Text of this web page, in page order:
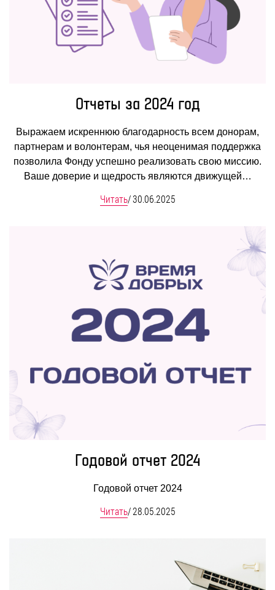
Отчеты за 2024 год
Выражаем искреннюю благодарность всем донорам,
партнерам и волонтерам, чья неоценимая поддержка
позволила Фонду успешно реализовать свою миссию.
Ваше доверие и щедрость являются движущей…
Читать/30.06.2025
Годовой отчет 2024
Годовой отчет 2024
Читать/28.05.2025